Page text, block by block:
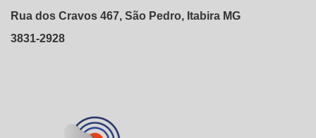
Rua dos Cravos 467, São Pedro, Itabira MG
3831-2928